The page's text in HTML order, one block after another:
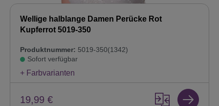
Wellige halblange Damen Perücke Rot
Kupferrot 5019-350
Produktnummer: 5019-350(1342)
Sofort verfügbar
+ Farbvarianten
19,99 €